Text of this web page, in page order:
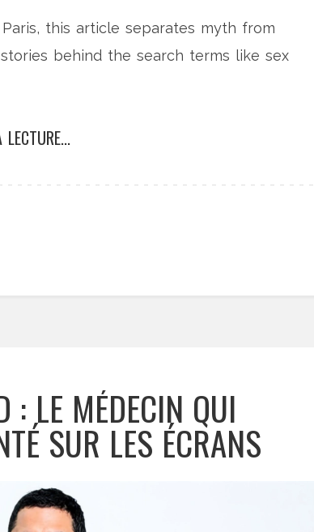
this article separates myth from
behind the search terms like sex
: LE MÉDECIN QUI
SUR LES ÉCRANS